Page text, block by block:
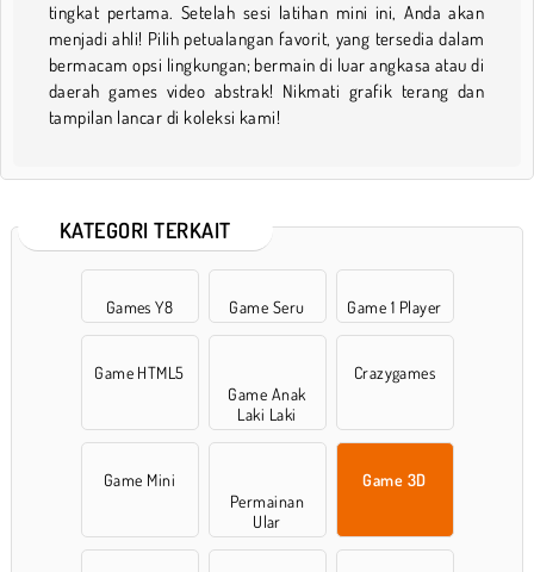
tingkat pertama. Setelah sesi latihan mini ini, Anda akan
menjadi ahli! Pilih petualangan favorit, yang tersedia dalam
bermacam opsi lingkungan; bermain di luar angkasa atau di
daerah games video abstrak! Nikmati grafik terang dan
tampilan lancar di koleksi kami!
KATEGORI TERKAIT
Games Y8 Game Seru Game 1 Player
Game HTML5
Game Anak
Laki Laki
Crazygames
Game Mini
Permainan
Ular
Game 3D